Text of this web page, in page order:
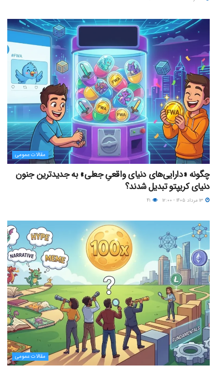
مقالات عمومی
چگونه «دارایی‌های دنیای واقعیِ جعلی» به جدیدترین جنون
دنیای کریپتو تبدیل شدند؟
مقالات عمومی